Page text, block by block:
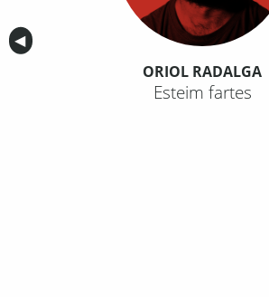
Anterior
◀︎
ORIOL RADALGA
Esteim fartes